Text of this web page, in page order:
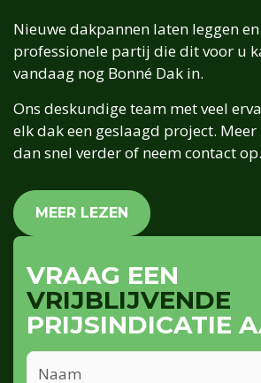
Nieuwe dakpannen laten leggen
professionele partij die dit voor u
vandaag nog Bonné Dak in.
Ons deskundige team met veel
elk dak een geslaagd project.
dan snel verder of neem contact op.
MEER LEZEN
VRAAG EEN
VRIJBLIJVENDE
PRIJSINDICATIE
Naam